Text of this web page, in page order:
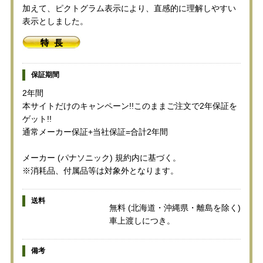
加えて、ピクトグラム表示により、直感的に理解しやすい
表示としました。
保証期間
2年間
本サイトだけのキャンペーン!!このままご注文で2年保証を
ゲット!!
通常メーカー保証+当社保証=合計2年間
メーカー (パナソニック) 規約内に基づく。
※消耗品、付属品等は対象外となります。
送料
無料 (北海道・沖縄県・離島を除く)
車上渡しにつき。
備考